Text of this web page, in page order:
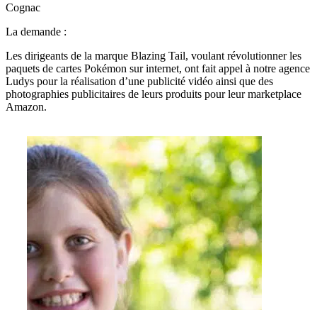
Cognac
La demande :
Les dirigeants de la marque Blazing Tail, voulant révolutionner les
paquets de cartes Pokémon sur internet, ont fait appel à notre agence
Ludys pour la réalisation d’une publicité vidéo ainsi que des
photographies publicitaires de leurs produits pour leur marketplace
Amazon.